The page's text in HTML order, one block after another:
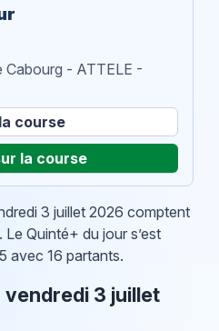
Cabourg - ATTELE -
course
la course
3 juillet 2026 comptent
Quinté+ du jour s’est
avec 16 partants.
vendredi 3 juillet